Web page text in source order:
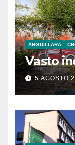
ANGUILLARA
Vasto
5 AGOSTO